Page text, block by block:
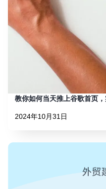
教你如何当天推上谷歌首页
2024年10月31日